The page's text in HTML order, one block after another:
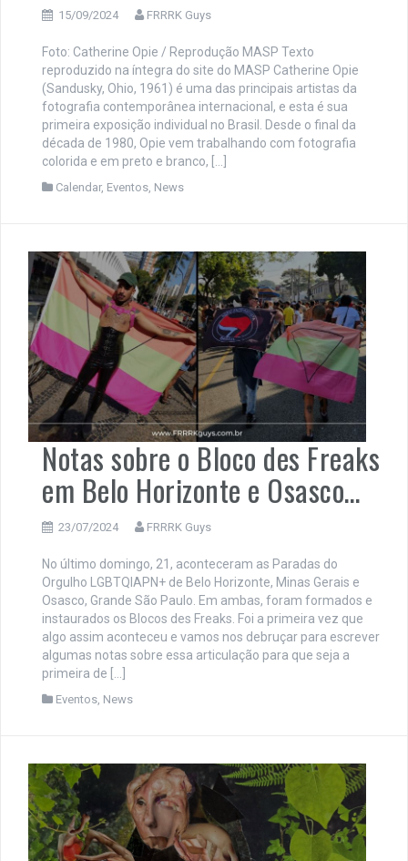
15/09/2024 FRRRK Guys
Foto: Catherine Opie / Reprodução MASP Texto
reproduzido na íntegra do site do MASP Catherine Opie
(Sandusky, Ohio, 1961) é uma das principais artistas da
fotografia contemporânea internacional, e esta é sua
primeira exposição individual no Brasil. Desde o final da
década de 1980, Opie vem trabalhando com fotografia
colorida e em preto e branco, […]
Calendar, Eventos News
Notas sobre o Bloco des Freaks
em Belo Horizonte e Osasco…
23/07/2024 FRRRK Guys
No último domingo, 21, aconteceram as Paradas do
Orgulho LGBTQIAPN+ de Belo Horizonte, Minas Gerais e
Osasco, Grande São Paulo. Em ambas, foram formados e
instaurados os Blocos des Freaks. Foi a primeira vez que
algo assim aconteceu e vamos nos debruçar para escrever
algumas notas sobre essa articulação para que seja a
primeira de […]
Eventos News